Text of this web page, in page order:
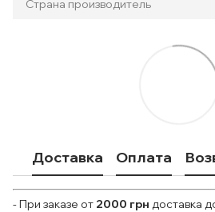
Страна производитель
Доставка Оплата
- При заказе от 2000 грн доставка